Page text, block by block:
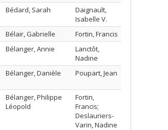
Bédard, Sarah
Daignault,
Isabelle V.
Bélair, Gabrielle
Fortin, Francis
Bélanger, Annie
Lanctôt,
Nadine
Bélanger, Danièle Poupart, Jean
Bélanger, Philippe
Léopold
Fortin,
Francis;
Deslauriers-
Varin, Nadine